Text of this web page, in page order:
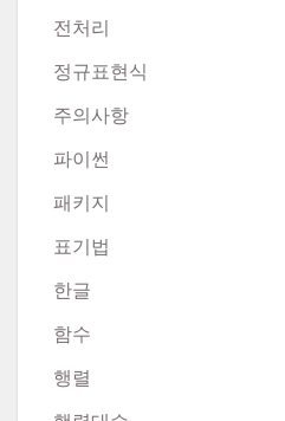
전처리
정규표현식
주의사항
파이썬
패키지
표기법
한글
함수
행렬